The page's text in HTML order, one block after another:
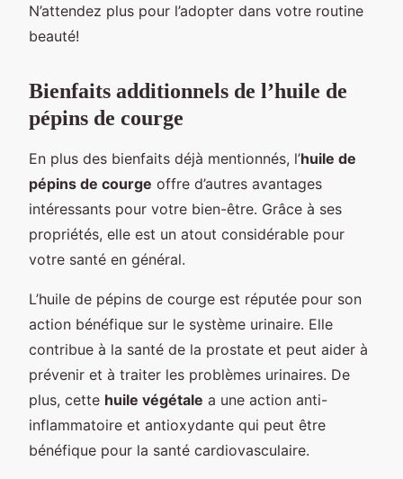
N’attendez plus pour l’adopter dans votre routine
beauté!
Bienfaits additionnels de l’huile de
pépins de courge
En plus des bienfaits déjà mentionnés, l’huile de
pépins de courge offre d’autres avantages
intéressants pour votre bien-être. Grâce à ses
propriétés, elle est un atout considérable pour
votre santé en général.
L’huile de pépins de courge est réputée pour son
action bénéfique sur le système urinaire. Elle
contribue à la santé de la prostate et peut aider à
prévenir et à traiter les problèmes urinaires. De
plus, cette huile végétale a une action anti-
inflammatoire et antioxydante qui peut être
bénéfique pour la santé cardiovasculaire.